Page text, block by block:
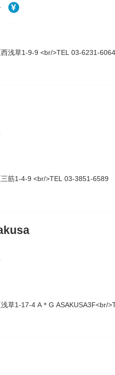
浅草1-9-9 <br/>TEL 03-6231-6064
筋1-4-9 <br/>TEL 03-3851-6589
草1-17-4 A＊G ASAKUSA3F<br/